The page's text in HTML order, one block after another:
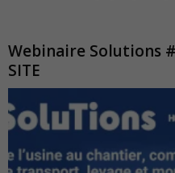
Webinaire Solutions
SITE